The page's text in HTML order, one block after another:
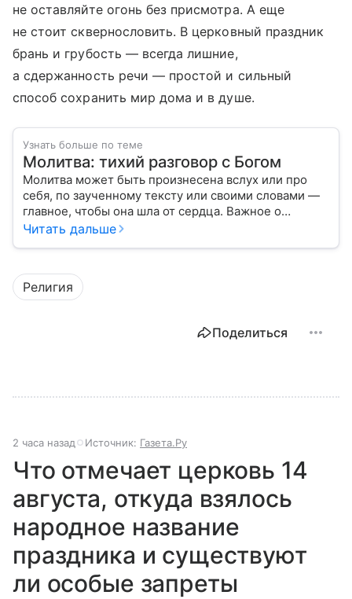
не оставляйте огонь без присмотра. А еще
не стоит сквернословить. В церковный праздник
брань и грубость — всегда лишние,
а сдержанность речи — простой и сильный
способ сохранить мир дома и в душе.
Узнать больше по теме
Молитва: тихий разговор с Богом
Молитва может быть произнесена вслух или про
себя, по заученному тексту или своими словами —
главное, чтобы она шла от сердца. Важное о
значении молитв — в нашем материале.
Читать дальше
Религия
Поделиться
2 часа назад Источник: Газета.Ру
Что отмечает церковь 14
августа, откуда взялось
народное название
праздника и существуют
ли особые запреты